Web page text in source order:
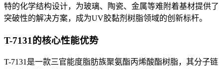
特的化学结构设计，为玻璃、陶瓷、金属等难附着基材提供了
突破性的解决方案，成为UV胶黏剂树脂领域的创新标杆。
T-7131的核心性能优势
T-7131是一款三官能度脂肪族聚氨酯丙烯酸酯树脂，其分子链